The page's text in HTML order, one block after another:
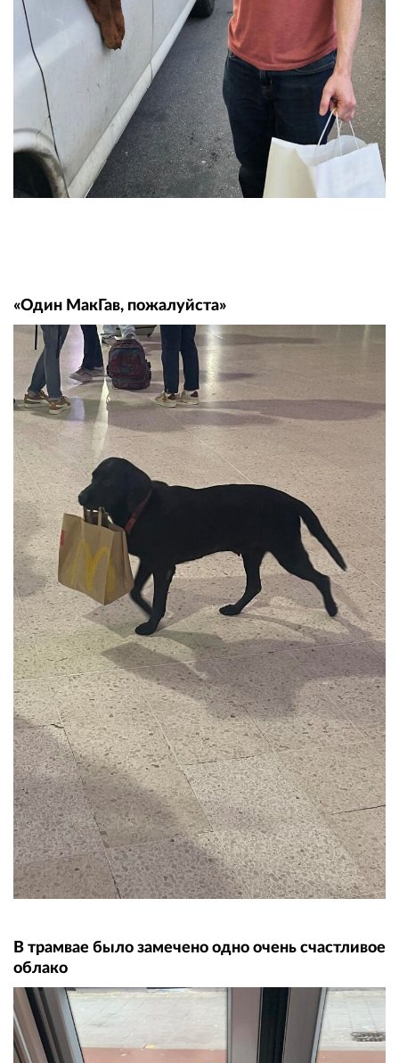
«Один МакГав, пожалуйста»
В трамвае было замечено одно очень счастливое
облако